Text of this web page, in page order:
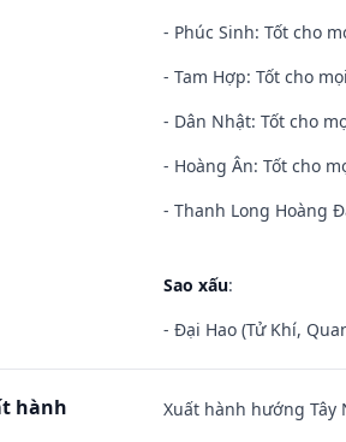
- Phúc Sinh: Tốt cho
- Tam Hợp: Tốt cho
- Dân Nhật: Tốt cho
- Hoàng Ân: Tốt cho
- Thanh Long Hoàng
Sao xấu:
- Đại Hao (Tử Khí,
hành
Xuất hành hướng Tây